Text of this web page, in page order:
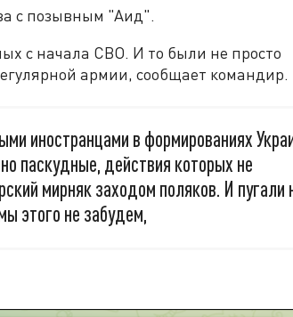
с позывным "Аид".
с начала СВО. И то были не просто
армии, сообщает командир.
иностранцами в формированиях
паскудные, действия которых не
мирняк заходом поляков. И пугали
этого не забудем,